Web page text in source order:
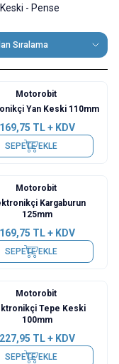
- Pense
Sıralama
Motorobit
Yan Keski 110mm
169,75 TL + KDV
SEPETE EKLE
Motorobit
Kargaburun
125mm
169,75 TL + KDV
SEPETE EKLE
Motorobit
Tepe Keski
100mm
227,95 TL + KDV
SEPETE EKLE